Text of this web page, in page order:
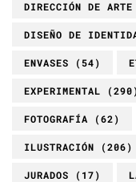
DIRECCIÓN DE ARTE
DISEÑO DE
ENVASES (54)
EXPERIMENTAL
FOTOGRAFÍA (62)
ILUSTRACIÓN (206)
JURADOS (17)